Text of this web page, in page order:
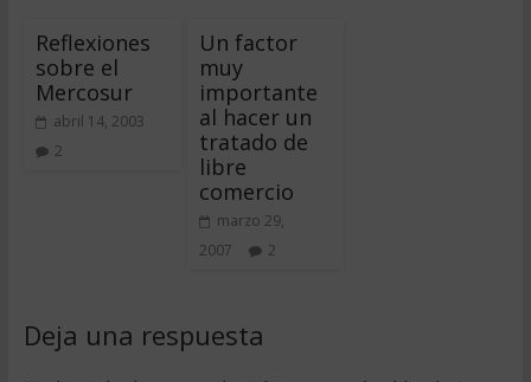
Reflexiones
sobre el
Mercosur
abril 14, 2003
2
Un factor
muy
importante
al hacer un
tratado de
libre
comercio
marzo 29,
2007
2
Deja una respuesta